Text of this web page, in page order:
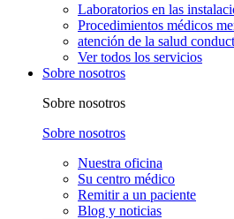
Laboratorios en las
Procedimientos médicos
atención de la salud
Ver todos los servicios
Sobre nosotros
Sobre nosotros
Sobre nosotros
Nuestra oficina
Su centro médico
Remitir a un paciente
Blog y noticias